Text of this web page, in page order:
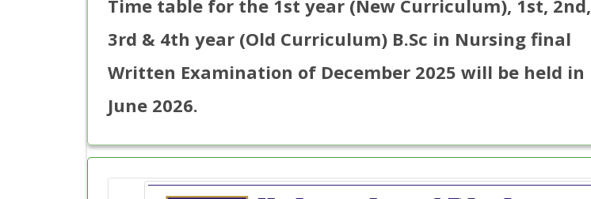
Time table for the 1st year (New Curriculum), 1st, 2nd,
3rd & 4th year (Old Curriculum) B.Sc in Nursing final
Written Examination of December 2025 will be held in
June 2026.